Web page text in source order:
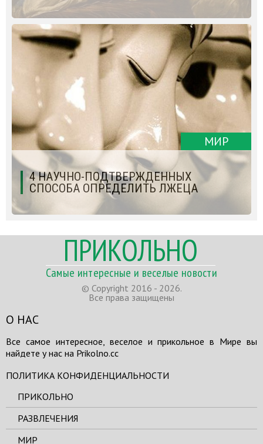
МИР
4 НАУЧНО-ПОДТВЕРЖДЕННЫХ
СПОСОБА ОПРЕДЕЛИТЬ ЛЖЕЦА
ПРИКОЛЬНО
Самые интересные и веселые новости
© Copyright 2016 - 2026.
Все права защищены
О НАС
Все самое интересное, веселое и прикольное в Мире вы
найдете у нас на Prikolno.cc
ПОЛИТИКА КОНФИДЕНЦИАЛЬНОСТИ
ПРИКОЛЬНО
РАЗВЛЕЧЕНИЯ
МИР